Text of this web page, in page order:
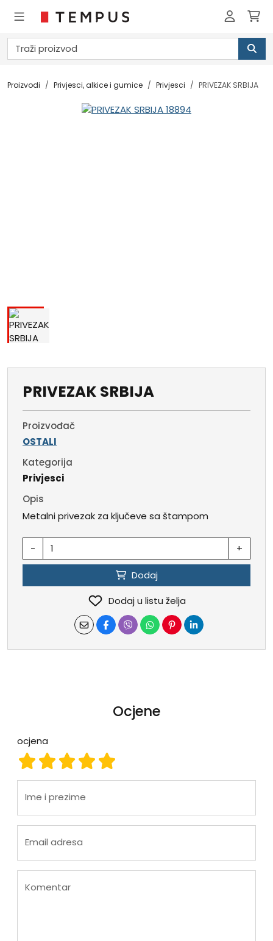
Proizvodi Privjesci, alkice i gumice Privjesci PRIVEZAK SRBIJA
PRIVEZAK SRBIJA
Proizvođač
OSTALI
Kategorija
Privjesci
Opis
Metalni privezak za ključeve sa štampom
- +
Dodaj
Dodaj u listu želja
Ocjene
ocjena
ocjena 5
ocjena 4
ocjena 3
ocjena 2
ocjena 1
Ime i prezime
Email adresa
Komentar